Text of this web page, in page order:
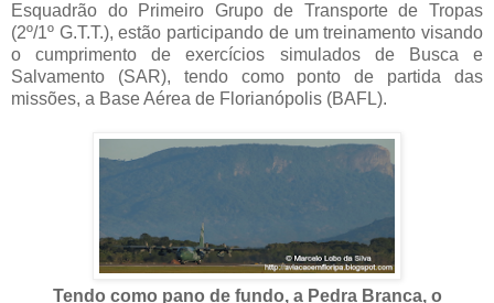
Esquadrão do Primeiro Grupo de Transporte de Tropas
(2º/1º G.T.T.), estão participando de um treinamento visando
o cumprimento de exercícios simulados de Busca e
Salvamento (SAR), tendo como ponto de partida das
missões, a Base Aérea de Florianópolis (BAFL).
Tendo como pano de fundo, a Pedra Branca, o